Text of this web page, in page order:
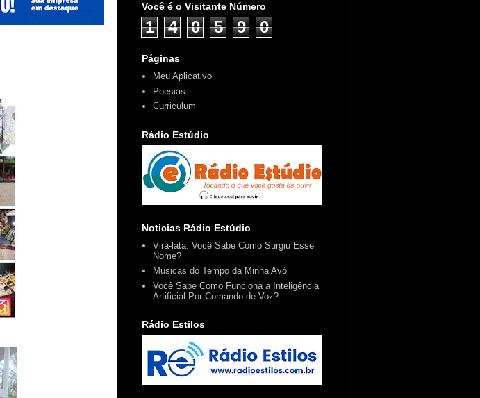
Você é o Visitante Número
1 4 0 5 9 0
Páginas
Meu Aplicativo
Poesias
Curriculum
Rádio Estúdio
Noticias Rádio Estúdio
Vira-lata. Você Sabe Como Surgiu Esse
Nome?
Musicas do Tempo da Minha Avó
Você Sabe Como Funciona a Inteligência
Artificial Por Comando de Voz?
Rádio Estilos